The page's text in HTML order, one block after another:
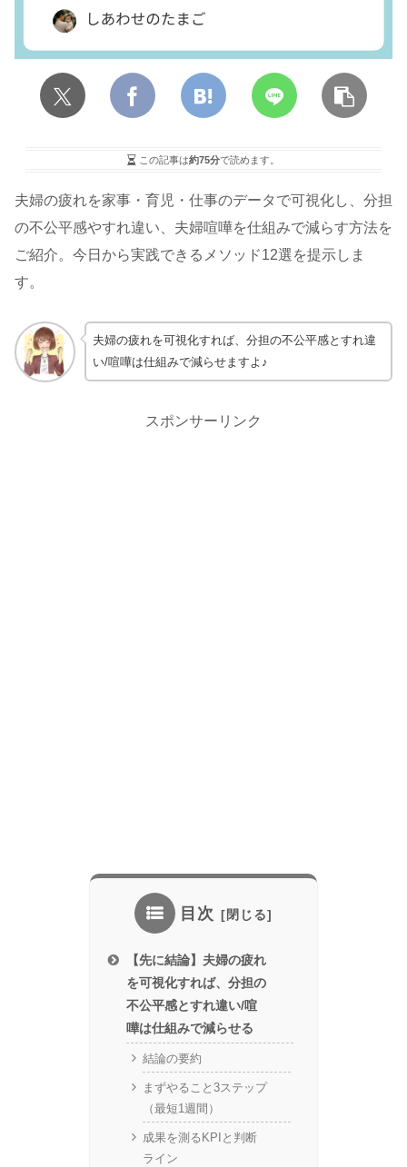
この記事は約75分で読めます。
夫婦の疲れを家事・育児・仕事のデータで可視化し、分担
の不公平感やすれ違い、夫婦喧嘩を仕組みで減らす方法を
ご紹介。今日から実践できるメソッド12選を提示しま
す。
夫婦の疲れを可視化すれば、分担の不公平感とすれ違
い/喧嘩は仕組みで減らせますよ♪
スポンサーリンク
目次
【先に結論】夫婦の疲れ
を可視化すれば、分担の
不公平感とすれ違い/喧
嘩は仕組みで減らせる
結論の要約
まずやること3ステップ
（最短1週間）
成果を測るKPIと判断
ライン